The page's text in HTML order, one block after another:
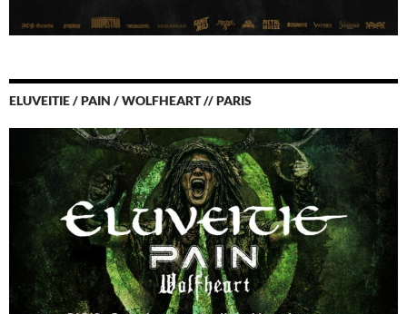
ELUVEITIE / PAIN / WOLFHEART // PARIS